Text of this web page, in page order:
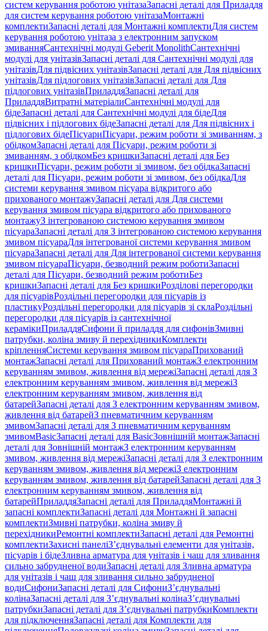
систем керування роботою унітазаЗапасні деталі для Приладдя
для систем керування роботою унітазаМонтажні
комплектиЗапасні деталі для Монтажні комплектиДля систем
керування роботою унітаза з електронним запуском
змиванняСантехнічні модулі Geberit MonolithСантехнічні
модулі для унітазівЗапасні деталі для Сантехнічні модулі для
унітазівДля підвісних унітазівЗапасні деталі для Для підвісних
унітазівДля підлогових унітазівЗапасні деталі для Для
підлогових унітазівПриладдяЗапасні деталі для
ПриладдяВитратні матеріалиСантехнічні модулі для
бідеЗапасні деталі для Сантехнічні модулі для бідеДля
підвісних і підлогових бідеЗапасні деталі для Для підвісних і
підлогових бідеПісуариПісуари, режим роботи зі змиванням, з
обідкомЗапасні деталі для Пісуари, режим роботи зі
змиванням, з обідкомБез кришкиЗапасні деталі для Без
кришкиПісуари, режим роботи зі змивом, без обідкаЗапасні
деталі для Пісуари, режим роботи зі змивом, без обідкаДля
системи керування змивом пісуара відкритого або
прихованого монтажуЗапасні деталі для Для системи
керування змивом пісуара відкритого або прихованого
монтажуЗ інтегрованою системою керування змивом
пісуараЗапасні деталі для З інтегрованою системою керування
змивом пісуараДля інтегрованої системи керування змивом
пісуараЗапасні деталі для Для інтегрованої системи керування
змивом пісуараПісуари, безводний режим роботиЗапасні
деталі для Пісуари, безводний режим роботиБез
кришкиЗапасні деталі для Без кришкиРозділові перегородки
для пісуарівРоздільні перегородки для пісуарів із
пластикуРоздільні перегородки для пісуарів зі склаРоздільні
перегородки для пісуарів із сантехнічної
керамікиПриладдяСифони й приладдя для сифонівЗмивні
патрубки, коліна змиву й перехідникиКомплекти
кріпленняСистеми керування змивом пісуараПрихований
монтажЗапасні деталі для Прихований монтажЗ електронним
керуванням змивом, живлення від мережіЗапасні деталі для З
електронним керуванням змивом, живлення від мережіЗ
електронним керуванням змивом, живлення від
батарейЗапасні деталі для З електронним керуванням змивом,
живлення від батарейЗ пневматичним керуванням
змивомЗапасні деталі для З пневматичним керуванням
змивомBasicЗапасні деталі для BasicЗовнішній монтажЗапасні
деталі для Зовнішній монтажЗ електронним керуванням
змивом, живлення від мережіЗапасні деталі для З електронним
керуванням змивом, живлення від мережіЗ електронним
керуванням змивом, живлення від батарейЗапасні деталі для З
електронним керуванням змивом, живлення від
батарейПриладдяЗапасні деталі для ПриладдяМонтажні й
запасні комплектиЗапасні деталі для Монтажні й запасні
комплектиЗмивні патрубки, коліна змиву й
перехідникиРемонтні комплектиЗапасні деталі для Ремонтні
комплектиЗахисні панеліЗ’єднувальні елементи для унітазів,
пісуарів і бідеЗливна арматура для унітазів і чаш для зливання
сильно забрудненої водиЗапасні деталі для Зливна арматура
для унітазів і чаш для зливання сильно забрудненої
водиСифониЗапасні деталі для СифониЗ’єднувальні
колінаЗапасні деталі для З’єднувальні колінаЗ’єднувальні
патрубкиЗапасні деталі для З’єднувальні патрубкиКомплекти
для підключенняЗапасні деталі для Комплекти для